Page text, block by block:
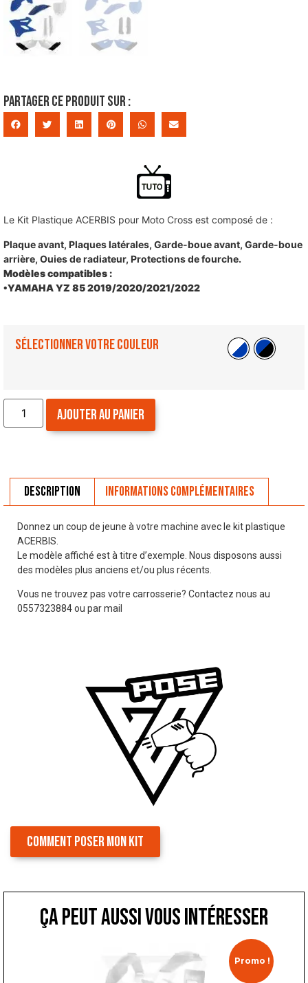
Partager ce produit sur :
Le Kit Plastique ACERBIS pour Moto Cross est composé de :
Plaque avant, Plaques latérales, Garde-boue avant, Garde-boue
arrière, Ouies de radiateur, Protections de fourche.
Modèles compatibles :
•YAMAHA YZ 85 2019/2020/2021/2022
Sélectionner votre couleur
Ajouter au panier
Description Informations complémentaires
Donnez un coup de jeune à votre machine avec le kit plastique
ACERBIS.
Le modèle affiché est à titre d’exemple. Nous disposons aussi
des modèles plus anciens et/ou plus récents.
Vous ne trouvez pas votre carrosserie? Contactez nous au
0557323884 ou par mail
COMMENT POSER MON KIT
ça peut aussi vous intéresser
Promo !